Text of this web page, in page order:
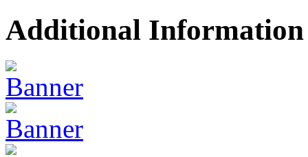
Additional Information